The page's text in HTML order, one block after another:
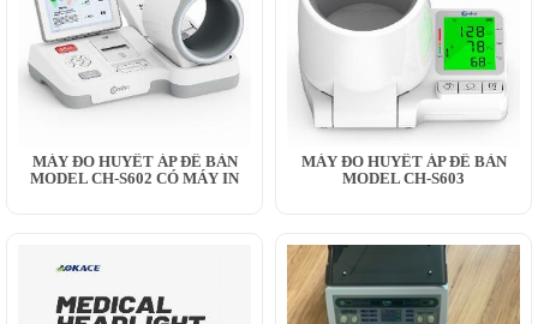
MÁY ĐO HUYẾT ÁP ĐỂ BÀN
MODEL CH-S602 CÓ MÁY IN
MÁY ĐO HUYẾT ÁP ĐỂ BÀN
MODEL CH-S603